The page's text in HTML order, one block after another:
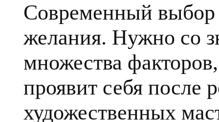
Современный выбор
желания. Нужно со
множества
проявит себя после
художественных